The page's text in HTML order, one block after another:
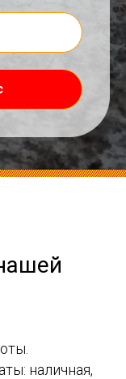
наличная,